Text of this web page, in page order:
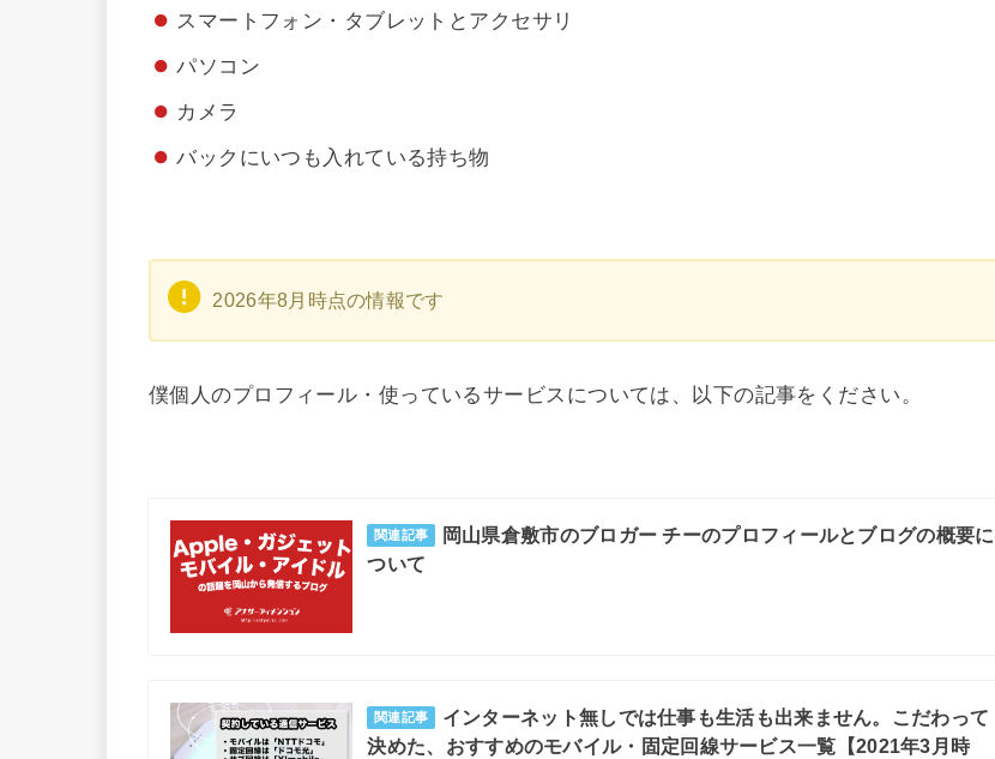
スマートフォン・タブレットとアクセサリ
パソコン
カメラ
バックにいつも入れている持ち物
2026年8月 時点の情報です
僕個人のプロフィール・使っているサービスについては、以下の記事をください。
関連記事
岡山県倉敷市のブロガー チーのプロフィールとブログの概要に
ついて
関連記事
インターネット無しでは仕事も生活も出来ません。こだわって
決めた、おすすめのモバイル・固定回線サービス一覧【2021年3月時